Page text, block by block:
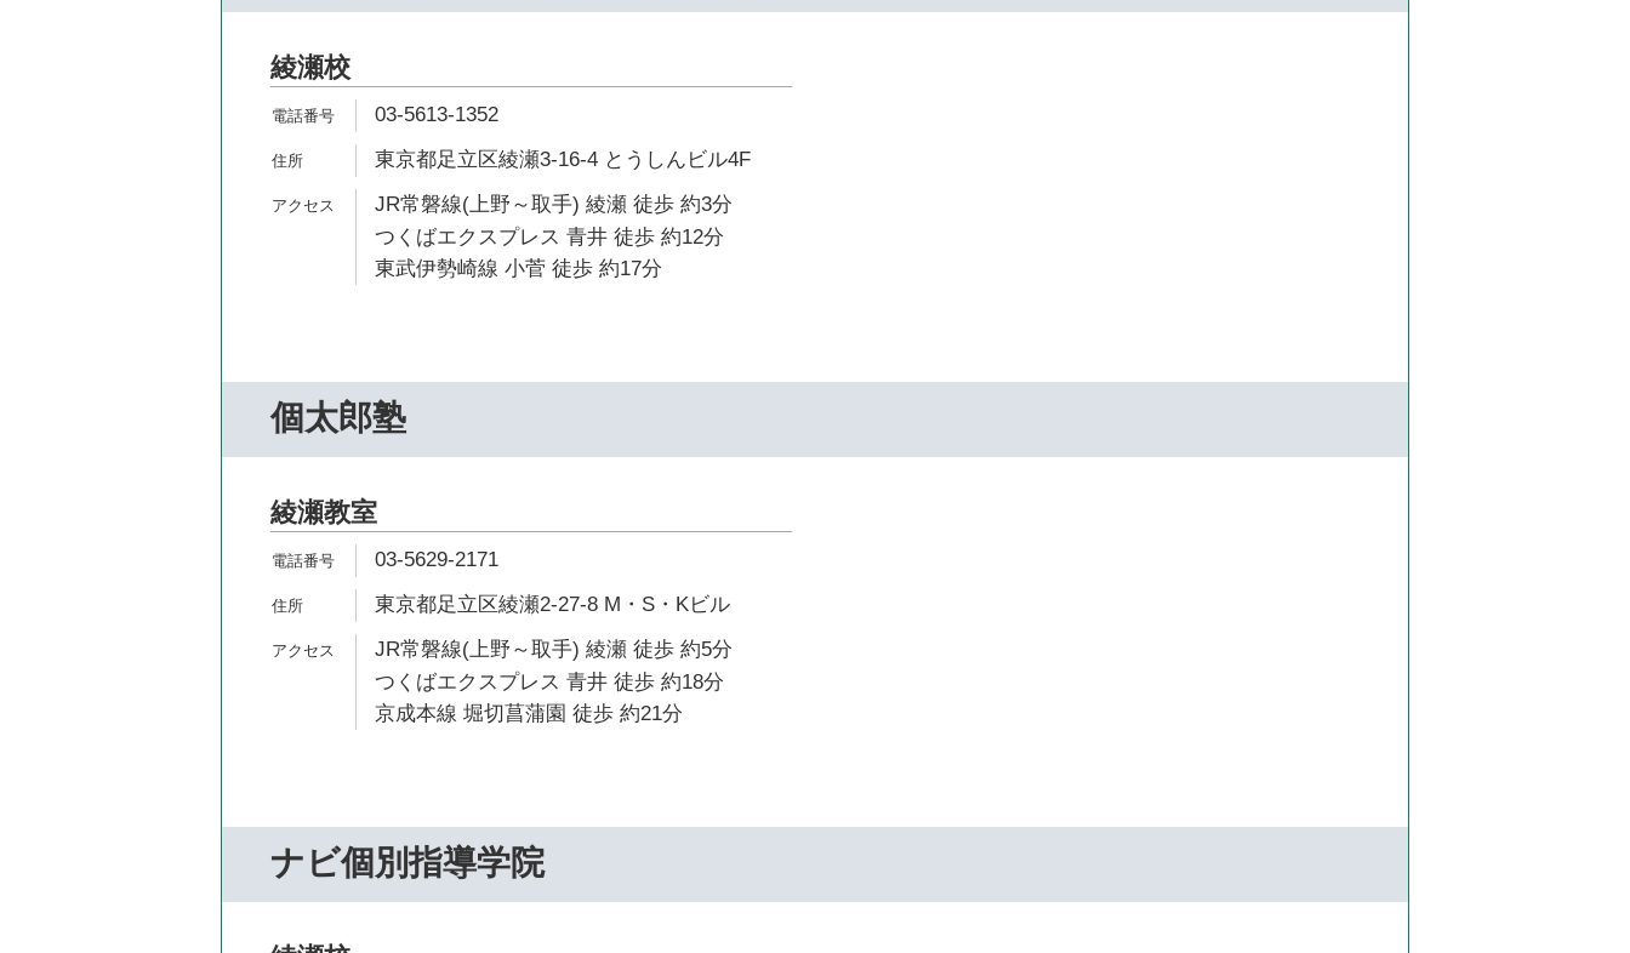
綾瀬校
03-5613-1352
東京都足立区綾瀬3-16-4 とうしんビル4F
JR常磐線(上野～取手) 綾瀬 徒歩 約3分
つくばエクスプレス 青井 徒歩 約12分
東武伊勢崎線 小菅 徒歩 約17分
個太郎塾
綾瀬教室
03-5629-2171
東京都足立区綾瀬2-27-8 M・S・Kビル
JR常磐線(上野～取手) 綾瀬 徒歩 約5分
つくばエクスプレス 青井 徒歩 約18分
京成本線 堀切菖蒲園 徒歩 約21分
ナビ個別指導学院